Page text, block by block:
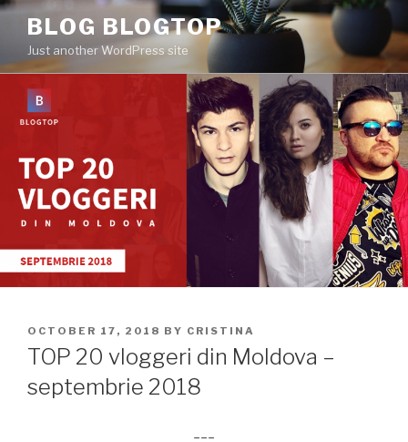
Skip
content
BLOG BLOGTOP
Just another WordPress site
POSTED
ON
OCTOBER 17, 2018 BY CRISTINA
TOP 20 vloggeri din Moldova –
septembrie 2018